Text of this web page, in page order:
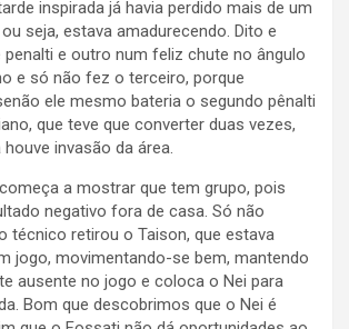
inspirada já havia perdido mais de um
seja, estava amadurecendo. Dito e
e outro num feliz chute no ângulo
e só não fez o terceiro, porque
ele mesmo bateria o segundo pênalti
que teve que converter duas vezes,
invasão da área.
a mostrar que tem grupo, pois
negativo fora de casa. Só não
técnico retirou o Taison, que estava
jogo, movimentando-se bem, mantendo
ausente no jogo e coloca o Nei para
Bom que descobrimos que o Nei é